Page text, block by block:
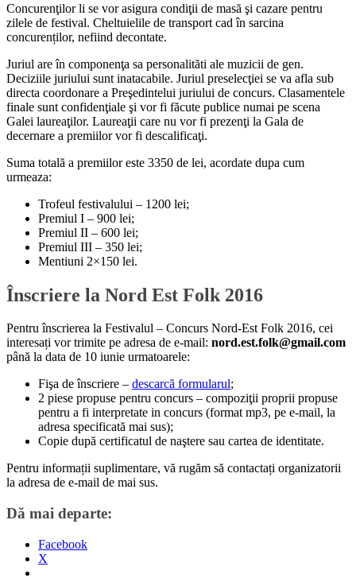
Concurenţilor li se vor asigura condiţii de masă şi cazare pentru
zilele de festival. Cheltuielile de transport cad în sarcina
concurenților, nefiind decontate.
Juriul are în componenţa sa personalităti ale muzicii de gen.
Deciziile juriului sunt inatacabile. Juriul preselecţiei se va afla sub
directa coordonare a Preşedintelui juriului de concurs. Clasamentele
finale sunt confidenţiale şi vor fi făcute publice numai pe scena
Galei laureaţilor. Laureaţii care nu vor fi prezenţi la Gala de
decernare a premiilor vor fi descalificaţi.
Suma totală a premiilor este 3350 de lei, acordate dupa cum
urmeaza:
Trofeul festivalului – 1200 lei;
Premiul I – 900 lei;
Premiul II – 600 lei;
Premiul III – 350 lei;
Mentiuni 2×150 lei.
Înscriere la Nord Est Folk 2016
Pentru înscrierea la Festivalul – Concurs Nord-Est Folk 2016, cei
interesați vor trimite pe adresa de e-mail: nord.est.folk@gmail.com
până la data de 10 iunie urmatoarele:
Fişa de înscriere – descarcă formularul;
2 piese propuse pentru concurs – compoziţii proprii propuse
pentru a fi interpretate in concurs (format mp3, pe e-mail, la
adresa specificată mai sus);
Copie după certificatul de naştere sau cartea de identitate.
Pentru informații suplimentare, vă rugăm să contactați organizatorii
la adresa de e-mail de mai sus.
Dă mai departe:
Facebook
X